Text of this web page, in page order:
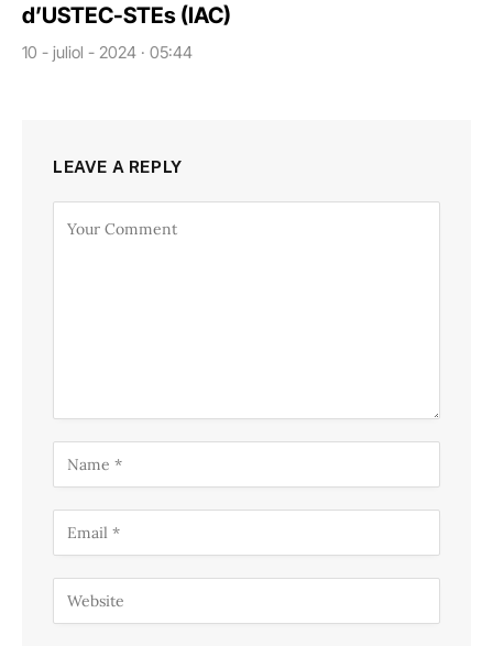
d’USTEC-STEs (IAC)
10 - juliol - 2024 · 05:44
LEAVE A REPLY